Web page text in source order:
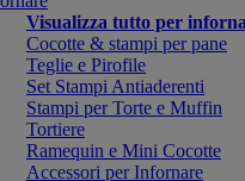
Visualizza tutto per
Cocotte & stampi per pane
Teglie e Pirofile
Set Stampi Antiaderenti
Stampi per Torte e Muffin
Tortiere
Ramequin e Mini Cocotte
Accessori per Infornare